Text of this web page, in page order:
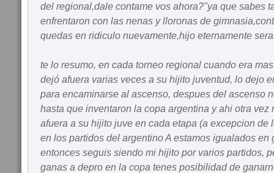
del regional,dale contame vos ahora?"ya que sabes
enfrentaron con las nenas y lloronas de
quedas en ridiculo nuevamente,hijo eternamente
te lo resumo, en cada torneo regional cuando era
dejó afuera varias veces a su hijito juventud, lo dejo
para encaminarse al ascenso, despues del ascenso
hasta que inventaron la copa argentina y ahi otra vez
afuera a su hijito juve en cada etapa (a excepcion de
en los partidos del argentino A estamos igualados en
entonces seguis siendo mi hijito por varios partidos,
ganas a depro en la copa tenes posibilidad de